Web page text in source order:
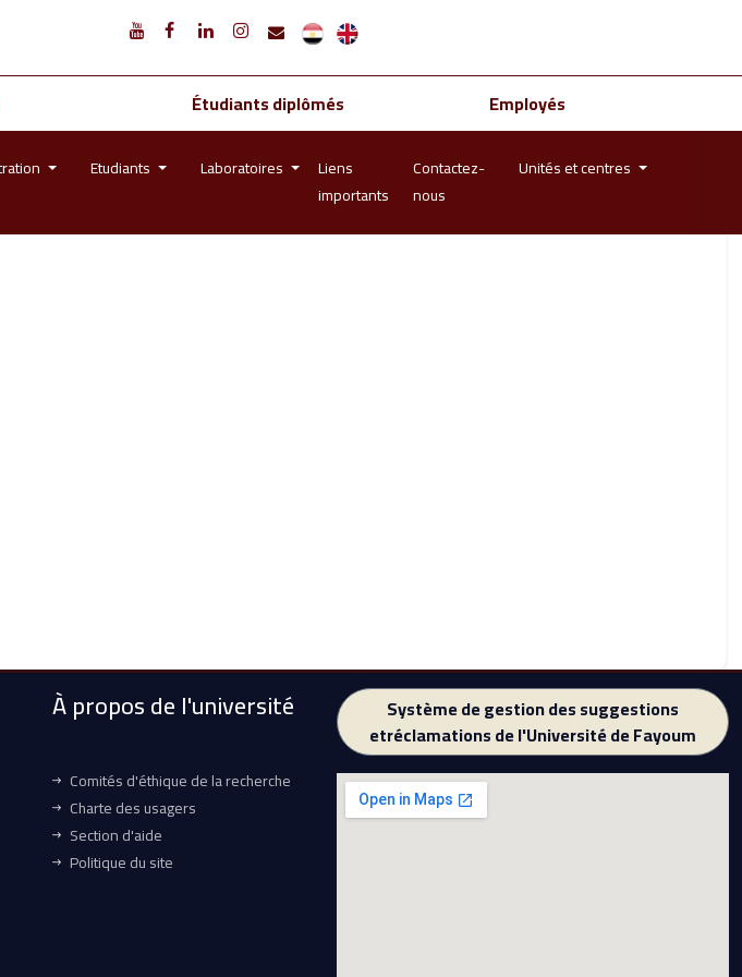
Étudiants diplômés Employés
Etudiants Laboratoires
Liens
importants
Contactez-
nous
Unités et centres
À propos de l'université
Comités d'éthique de la recherche
Charte des usagers
Section d'aide
Politique du site
Système de gestion des suggestions
etréclamations de l'Université de Fayoum